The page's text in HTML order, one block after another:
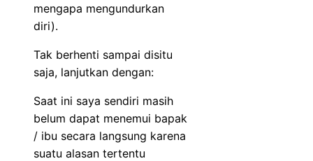
mengapa mengundurkan
diri).
Tak berhenti sampai disitu
saja, lanjutkan dengan:
Saat ini saya sendiri masih
belum dapat menemui bapak
/ ibu secara langsung karena
suatu alasan tertentu